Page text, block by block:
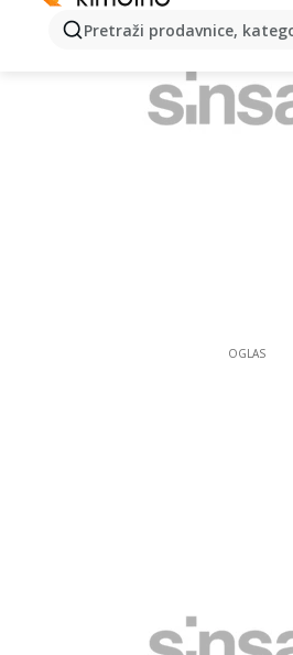
Pretraži prodavnice,
OGLAS